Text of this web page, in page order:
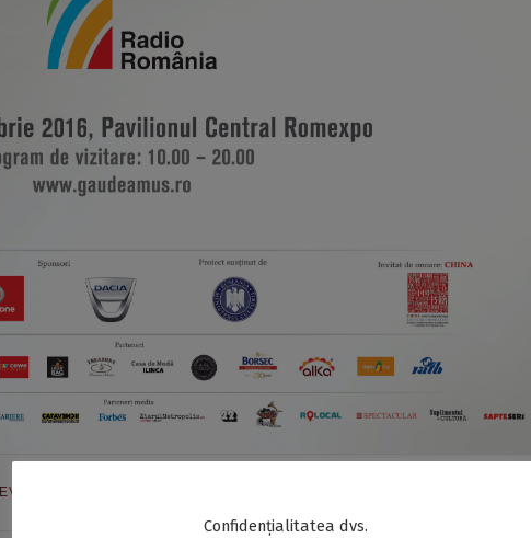
EVENIMENTE
Confidențialitatea dvs.